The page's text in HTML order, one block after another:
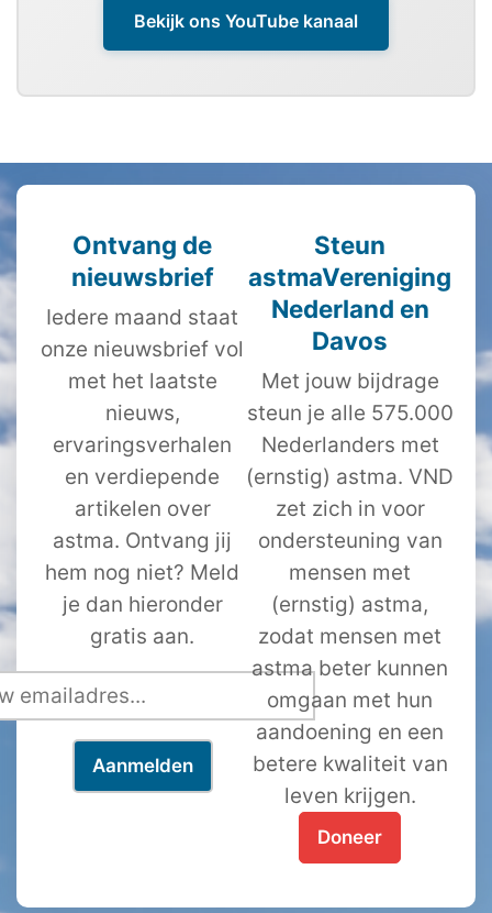
Bekijk ons YouTube kanaal
Ontvang de
nieuwsbrief
Iedere maand staat
onze nieuwsbrief vol
met het laatste
nieuws,
ervaringsverhalen
en verdiepende
artikelen over
astma. Ontvang jij
hem nog niet? Meld
je dan hieronder
gratis aan.
Steun
astmaVereniging
Nederland en
Davos
Met jouw bijdrage
steun je alle 575.000
Nederlanders met
(ernstig) astma. VND
zet zich in voor
ondersteuning van
mensen met
(ernstig) astma,
zodat mensen met
astma beter kunnen
omgaan met hun
aandoening en een
betere kwaliteit van
leven krijgen.
Doneer